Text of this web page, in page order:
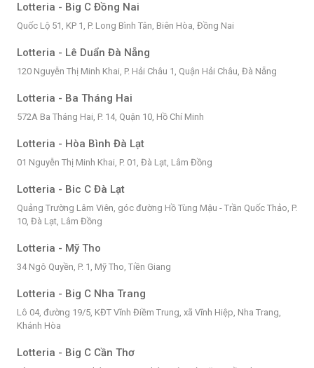
Lotteria - Big C Đồng Nai
Quốc Lộ 51, KP 1, P. Long Bình Tân, Biên Hòa, Đồng Nai
Lotteria - Lê Duẩn Đà Nẵng
120 Nguyễn Thị Minh Khai, P. Hải Châu 1, Quận Hải Châu, Đà Nẵng
Lotteria - Ba Tháng Hai
572A Ba Tháng Hai, P. 14, Quận 10, Hồ Chí Minh
Lotteria - Hòa Bình Đà Lạt
01 Nguyễn Thị Minh Khai, P. 01, Đà Lạt, Lâm Đồng
Lotteria - Bic C Đà Lạt
Quảng Trường Lâm Viên, góc đường Hồ Tùng Mậu - Trần Quốc Thảo, P.
10, Đà Lạt, Lâm Đồng
Lotteria - Mỹ Tho
34 Ngô Quyền, P. 1, Mỹ Tho, Tiền Giang
Lotteria - Big C Nha Trang
Lô 04, đường 19/5, KĐT Vĩnh Điềm Trung, xã Vĩnh Hiệp, Nha Trang,
Khánh Hòa
Lotteria - Big C Cần Thơ